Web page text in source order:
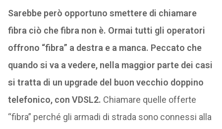
Sarebbe però opportuno smettere di chiamare
fibra ciò che fibra non è. Ormai tutti gli operatori
offrono “fibra” a destra e a manca. Peccato che
quando si va a vedere, nella maggior parte dei casi
si tratta di un upgrade del buon vecchio doppino
telefonico, con VDSL2. Chiamare quelle offerte
“fibra” perché gli armadi di strada sono connessi alla